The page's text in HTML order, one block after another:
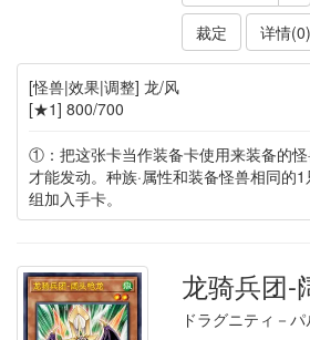
裁定 详情(0)
[怪兽|效果|调整] 龙/风
[★1] 800/700
①：把这张卡当作装备卡使用来装备的
才能发动。种族·属性和装备怪兽相同的
组加入手卡。
龙骑兵团-
ドラグニティ－